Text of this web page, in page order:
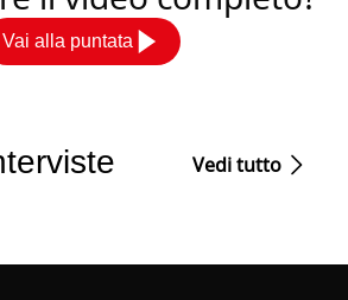
Vai alla puntata
Vedi tutto